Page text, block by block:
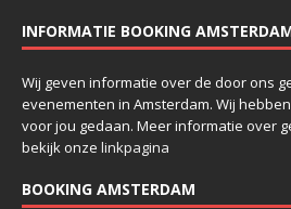
INFORMATIE BOOKING
Wij geven informatie over de door ons
evenementen in Amsterdam. Wij
voor jou gedaan. Meer informatie over
bekijk onze linkpagina
BOOKING AMSTERDAM